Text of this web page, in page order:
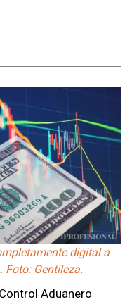
digital a
Foto: Gentileza.
Aduanero